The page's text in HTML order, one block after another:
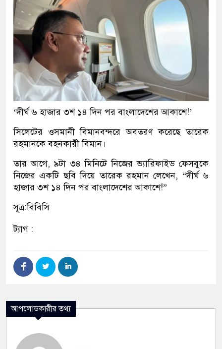
‘দীর্ঘ ৬ হাজার ৩শ ১৪ দিন পর বাংলাদেশের আকাশে!’
সিলেটের ওসমানী বিমানবন্দরে অবতরণ করেছে তারেক
রহমানকে বহনকারী বিমান।
তার আগে, ৯টা ৩৪ মিনিটে নিজের ভ্যারিফাইড ফেসবুকে
নিজের একটি ছবি দিয়ে তারেক রহমান লেখেন, “দীর্ঘ ৬
হাজার ৩শ ১৪ দিন পর বাংলাদেশের আকাশে!”
সূত্র:বিবিসি
ট্যাগ :
আপলোডকারীর তথ্য